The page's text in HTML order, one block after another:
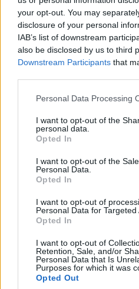
your opt-out. You may
disclosure of your personal
IAB’s list of downstream
also be disclosed by us to third
Downstream Participants that
Personal Data Processing
I want to opt-out of the
personal data.
Opted In
I want to opt-out of the
Personal Data.
Opted In
I want to opt-out of
Personal Data for Targeted
Opted In
I want to opt-out of
Retention, Sale, and/or
Personal Data that Is
Purposes for which it was
Opted Out
A autarquia agradece a
“a Agradecemos a
segurança da população
Recorde-se que nos dias
mesmos espaços verdes
encerrados devido às
Jardim da Carreira
LOCAL
UTAD integra projeto
EdgeOnVespa que aplica IA no
combate à vespa asiática